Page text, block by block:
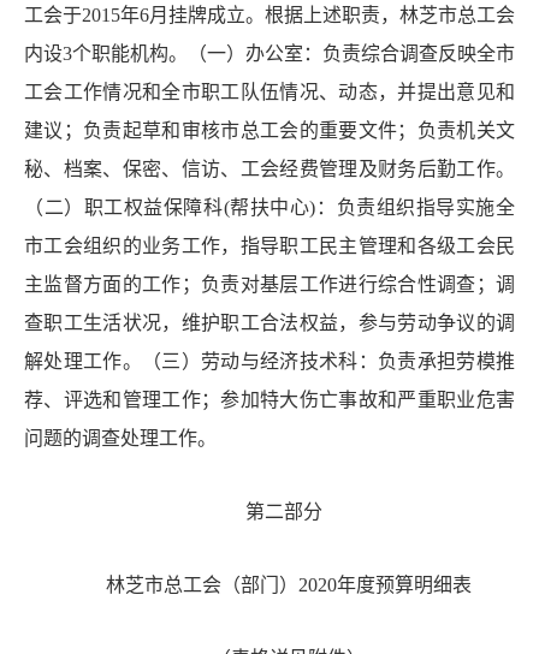
工会于2015年6月挂牌成立。 根据上述职责，林芝市总工会
内设3个职能机构。（一）办公室：负责综合调查反映全市
工会工作情况和全市职工队伍情况、动态，并提出意见和
建议；负责起草和审核市总工会的重要文件；负责机关文
秘、档案、保密、信访、工会经费管理及财务后勤工作。
（二）职工权益保障科(帮扶中心)：负责组织指导实施全
市工会组织的业务工作，指导职工民主管理和各级工会民
主监督方面的工作；负责对基层工作进行综合性调查；调
查职工生活状况，维护职工合法权益，参与劳动争议的调
解处理工作。（三）劳动与经济技术科：负责承担劳模推
荐、评选和管理工作；参加特大伤亡事故和严重职业危害
问题的调查处理工作。
第二部分
林芝市总工会（部门） 2020年度预算明细表